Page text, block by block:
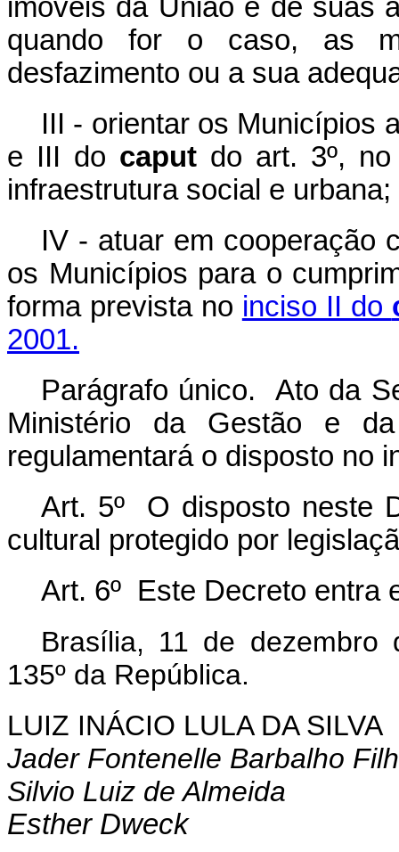
imóveis da União e de suas
quando for o caso, as
desfazimento ou a sua
III - orientar os Municípios
e III do caput do art. 3º,
infraestrutura social e urbana;
IV - atuar em cooperação
os Municípios para o
forma prevista no inciso II do
2001.
Parágrafo único. Ato da
Ministério da Gestão e
regulamentará o disposto no
Art. 5º O disposto neste
cultural protegido por
Art. 6º Este Decreto entra
Brasília, 11 de dezembro
135º da República.
LUIZ INÁCIO LULA DA SILVA
Jader Fontenelle Barbalho
Silvio Luiz de Almeida
Esther Dweck